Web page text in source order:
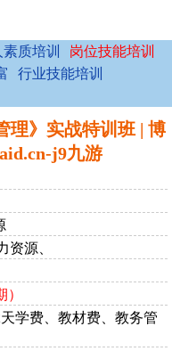
质培训
岗位技能培训
行业技能培训
理》实战特训班 | 博
j9九游
资源、
）
学费、教材费、教务管